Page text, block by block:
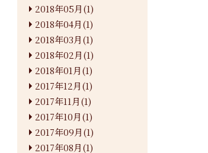
2018年05月(1)
2018年04月(1)
2018年03月(1)
2018年02月(1)
2018年01月(1)
2017年12月(1)
2017年11月(1)
2017年10月(1)
2017年09月(1)
2017年08月(1)